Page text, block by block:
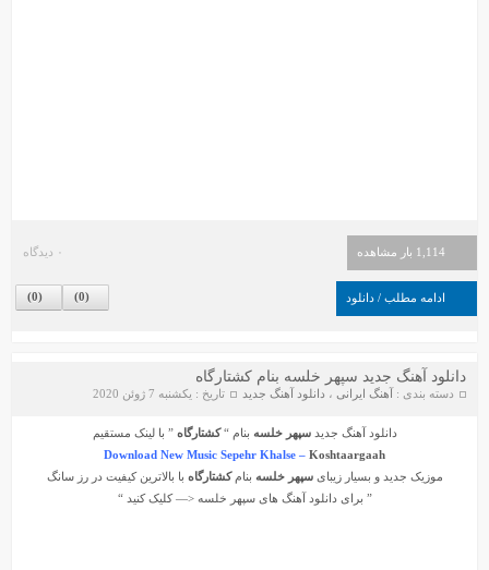
1,114 بار مشاهده ۰ دیدگاه
ادامه مطلب / دانلود (
0
) (
0
)
دانلود آهنگ جدید سپهر خلسه بنام کشتارگاه
دسته بندی :آهنگ ایرانی ، دانلود آهنگ جدید تاریخ : یکشنبه 7 ژوئن 2020
دانلود آهنگ جدید سپهر خلسه بنام “کشتارگاه” با لینک مستقیم
Download New Music Sepehr Khalse – Koshtaargaah
موزیک جدید و بسیار زیبایسپهر خلسه بنامکشتارگاه با بالاترین کیفیت در رز سانگ
” برای دانلود آهنگ هایسپهر خلسه <— کلیک کنید “